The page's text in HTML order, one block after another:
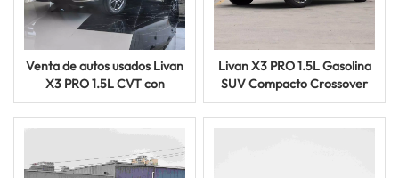
Venta de autos usados ​​Livan
X3 PRO 1.5L CVT con
transmisión automática y
consumo eficiente de
Livan X3 PRO 1.5L Gasolina
SUV Compacto Crossover
Vehículo con Volante a la
Izquierda